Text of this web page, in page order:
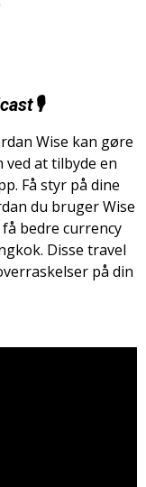
🎙️
Wise kan gøre
ved at tilbyde en
Få styr på dine
du bruger Wise
bedre currency
Disse travel
på din